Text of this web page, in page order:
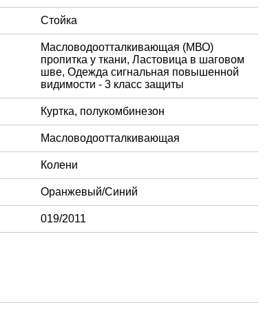
Стойка
Масловодоотталкивающая (МВО)
пропитка у ткани, Ластовица в шаговом
шве, Одежда сигнальная повышенной
видимости - 3 класс защиты
Куртка, полукомбинезон
Масловодоотталкивающая
Колени
Оранжевый/Синий
019/2011